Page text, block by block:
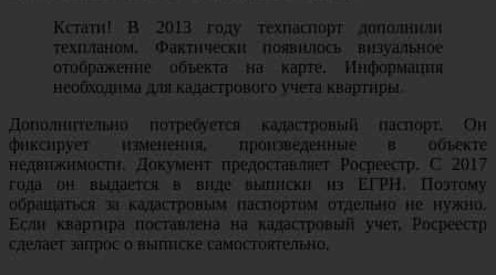
Кстати! В 2013 году техпаспорт дополнили
техпланом. Фактически появилось визуальное
отображение объекта на карте. Информация
необходима для кадастрового учета квартиры.
Дополнительно потребуется кадастровый паспорт. Он
фиксирует изменения, произведенные в объекте
недвижимости. Документ предоставляет Росреестр. С 2017
года он выдается в виде выписки из ЕГРН. Поэтому
обращаться за кадастровым паспортом отдельно не нужно.
Если квартира поставлена на кадастровый учет, Росреестр
сделает запрос о выписке самостоятельно.